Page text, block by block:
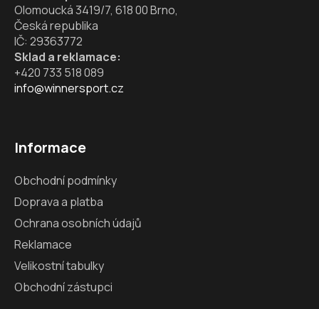
Olomoucká 3419/7, 618 00 Brno,
Česká republika
IČ: 29363772
Sklad a reklamace:
+420 733 518 089
info@winnersport.cz
Informace
Obchodní podmínky
Doprava a platba
Ochrana osobních údajů
Reklamace
Velikostní tabulky
Obchodní zástupci